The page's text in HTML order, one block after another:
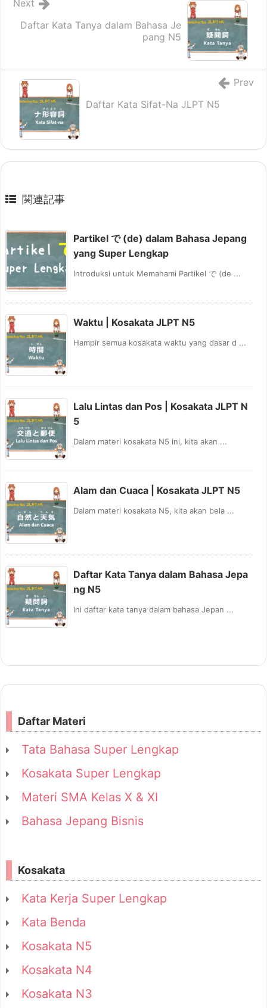
Daftar Kata Tanya dalam Bahasa Je
pang N5
Next
Daftar Kata Sifat-Na JLPT N5
Prev
関連記事
Partikel で (de) dalam Bahasa Jepang
yang Super Lengkap
Introduksi untuk Memahami Partikel で (de ...
Waktu | Kosakata JLPT N5
Hampir semua kosakata waktu yang dasar d ...
Lalu Lintas dan Pos | Kosakata JLPT N
5
Dalam materi kosakata N5 ini, kita akan ...
Alam dan Cuaca | Kosakata JLPT N5
Dalam materi kosakata N5, kita akan bela ...
Daftar Kata Tanya dalam Bahasa Jepa
ng N5
Ini daftar kata tanya dalam bahasa Jepan ...
Daftar Materi
Tata Bahasa Super Lengkap
Kosakata Super Lengkap
Materi SMA Kelas X & XI
Bahasa Jepang Bisnis
Kosakata
Kata Kerja Super Lengkap
Kata Benda
Kosakata N5
Kosakata N4
Kosakata N3